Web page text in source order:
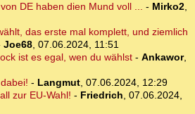
DE haben dien Mund voll ... - Mirko2,
das erste mal komplett, und ziemlich
Joe68, 07.06.2024, 11:51
ist es egal, wen du wählst- Ankawor,
- Langmut, 07.06.2024, 12:29
zur EU-Wahl! - Friedrich, 07.06.2024,